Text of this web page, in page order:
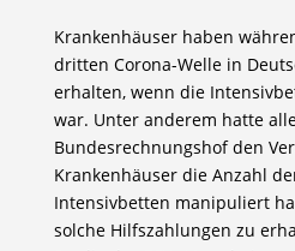
Krankenhäuser haben
dritten Corona-Welle in
erhalten, wenn die
war. Unter anderem hatte
Bundesrechnungshof den
Krankenhäuser die Anzahl
Intensivbetten manipuliert
solche Hilfszahlungen zu